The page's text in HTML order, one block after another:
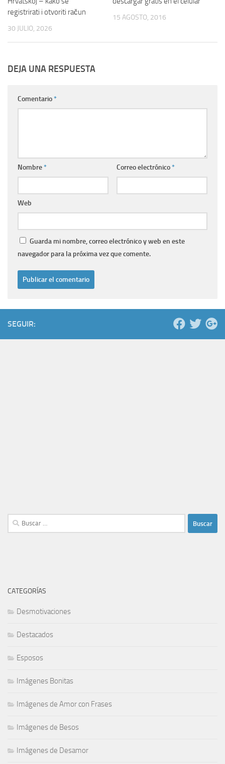
registrirati i otvoriti račun
30 JULIO, 2026
15 AGOSTO, 2016
DEJA UNA RESPUESTA
Comentario*
Nombre* Correo electrónico*
Web
Guarda mi nombre, correo electrónico y web en este
navegador para la próxima vez que comente.
SEGUIR:
Buscar:
CATEGORÍAS
Desmotivaciones
Destacados
Esposos
Imágenes Bonitas
Imágenes de Amor con Frases
Imágenes de Besos
Imágenes de Desamor